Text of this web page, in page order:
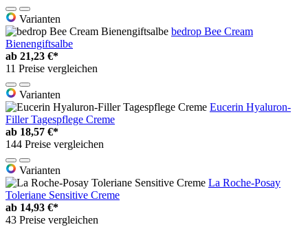
Varianten
bedrop Bee Cream
Bienengiftsalbe
ab 21,23 €*
11 Preise vergleichen
Varianten
Eucerin Hyaluron-
Filler Tagespflege Creme
ab 18,57 €*
144 Preise vergleichen
Varianten
La Roche-Posay
Toleriane Sensitive Creme
ab 14,93 €*
43 Preise vergleichen